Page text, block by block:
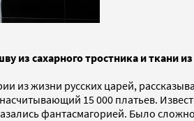
из сахарного тростника и
из жизни русских царей,
15 000 платьев.
фантасмагорией. Было